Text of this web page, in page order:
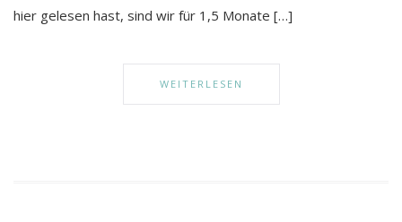
hier gelesen hast, sind wir für 1,5 Monate […]
WEITERLESEN